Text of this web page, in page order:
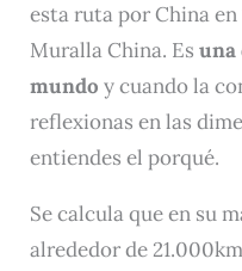
esta ruta por China
Muralla China. Es una
mundo y cuando la
reflexionas en las
entiendes el porqué.
Se calcula que en su
alrededor de